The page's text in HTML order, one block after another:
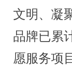
文明、凝
品牌已累
愿服务项